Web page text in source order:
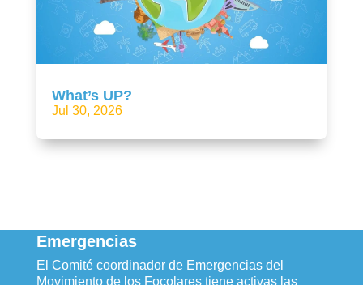
What’s UP?
Jul 30, 2026
Emergencias
El Comité coordinador de Emergencias del
Movimiento de los Focolares tiene activas las